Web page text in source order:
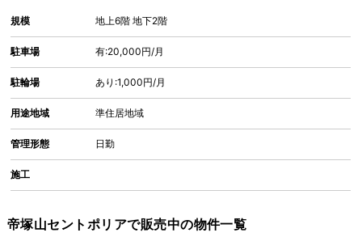
規模 地上6階 地下2階
駐車場 有:20,000円/月
駐輪場 あり:1,000円/月
用途地域 準住居地域
管理形態 日勤
施工
帝塚山セントポリアで販売中の物件一覧